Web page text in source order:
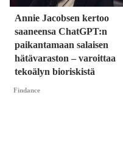
Annie Jacobsen kertoo
saaneensa ChatGPT:n
paikantamaan salaisen
hätävaraston – varoittaa
tekoälyn bioriskistä
Findance